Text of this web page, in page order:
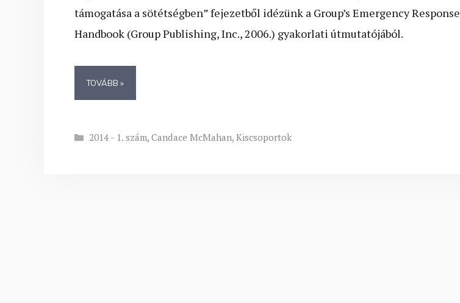
támogatása a sötétségben” fejezetből idézünk a Group’s Emergency Response
Handbook (Group Publishing, Inc., 2006.) gyakorlati útmutatójából.
TOVÁBB »
Kategória
2014 - 1. szám,Candace McMahan,Kiscsoportok